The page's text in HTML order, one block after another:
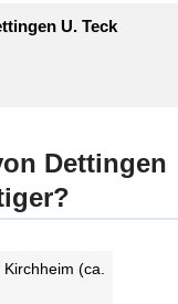
U. Teck
Dettingen
(ca.